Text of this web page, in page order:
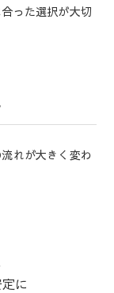
った選択が大切
れが大きく変わ
に